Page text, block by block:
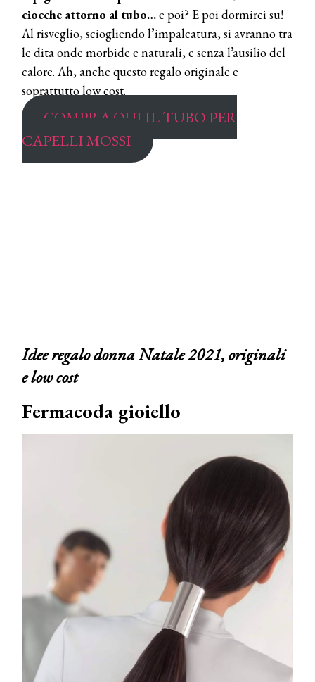
ciocche attorno al tubo…e poi? E poi dormirci su!
Al risveglio, sciogliendo l’impalcatura, si avranno tra
le dita onde morbide e naturali, e senza l’ausilio del
calore. Ah, anche questo regalo originale e
soprattutto low cost.
COMPRA QUI IL TUBO PER
CAPELLI MOSSI
Idee regalo donna Natale 2021, originali
e low cost
Fermacoda gioiello